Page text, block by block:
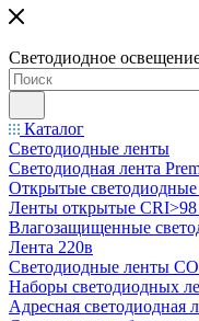
Светодиодное
Каталог
Светодиодные ленты
Светодиодная лента
Открытые
Ленты открытые
Влагозащищенные
Лента 220в
Светодиодные ленты
Наборы светодиодных
Адресная светодиодная